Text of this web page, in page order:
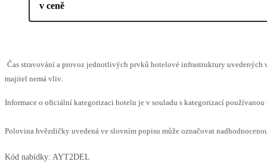
v ceně
Čas stravování a provoz jednotlivých prvků hotelové infrastruktury uvedených
majitel nemá vliv.
Informace o oficiální kategorizaci hotelu je v souladu s kategorizací
Polovina hvězdičky uvedená ve slovním popisu může označovat
Kód nabídky: AYT2DEL